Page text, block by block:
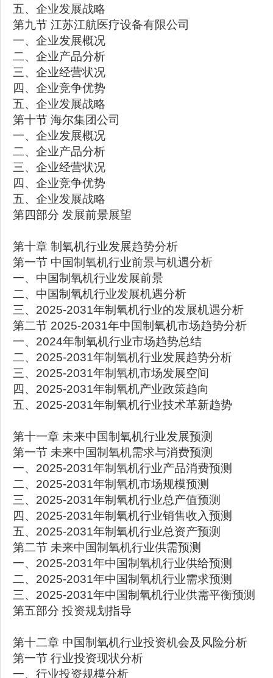
五、企业发展战略
第九节 江苏江航医疗设备有限公司
一、企业发展概况
二、企业产品分析
三、企业经营状况
四、企业竞争优势
五、企业发展战略
第十节 海尔集团公司
一、企业发展概况
二、企业产品分析
三、企业经营状况
四、企业竞争优势
五、企业发展战略
第四部分 发展前景展望
第十章 制氧机行业发展趋势分析
第一节 中国制氧机行业前景与机遇分析
一、中国制氧机行业发展前景
二、中国制氧机行业发展机遇分析
三、2025-2031年制氧机行业的发展机遇分析
第二节 2025-2031年中国制氧机市场趋势分析
一、2024年制氧机行业市场趋势总结
二、2025-2031年制氧机行业发展趋势分析
三、2025-2031年制氧机市场发展空间
四、2025-2031年制氧机产业政策趋向
五、2025-2031年制氧机行业技术革新趋势
第十一章 未来中国制氧机行业发展预测
第一节 未来中国制氧机需求与消费预测
一、2025-2031年制氧机行业产品消费预测
二、2025-2031年制氧机市场规模预测
三、2025-2031年制氧机行业总产值预测
四、2025-2031年制氧机行业销售收入预测
五、2025-2031年制氧机行业总资产预测
第二节 未来中国制氧机行业供需预测
一、2025-2031年中国制氧机行业供给预测
二、2025-2031年中国制氧机行业需求预测
三、2025-2031年中国制氧机行业供需平衡预测
第五部分 投资规划指导
第十二章 中国制氧机行业投资机会及风险分析
第一节 行业投资现状分析
一、行业投资规模分析